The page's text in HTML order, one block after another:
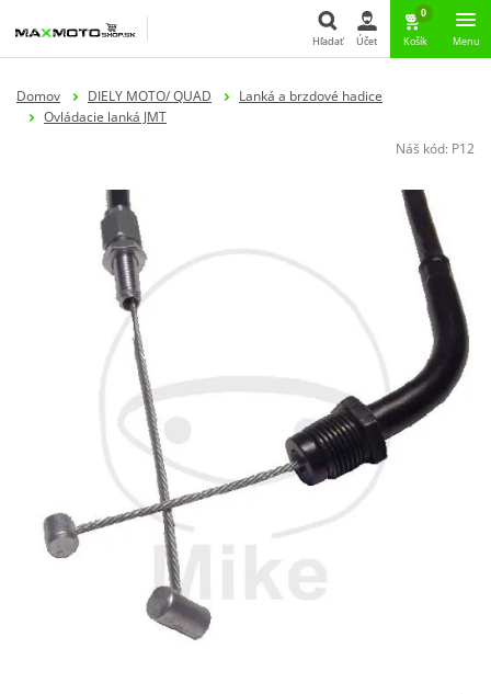
Hľadať Účet
0
Košík Menu
Domov DIELY MOTO/ QUAD
Lanká a brzdové hadice
Ovládacie lanká JMT
Náš kód: P12